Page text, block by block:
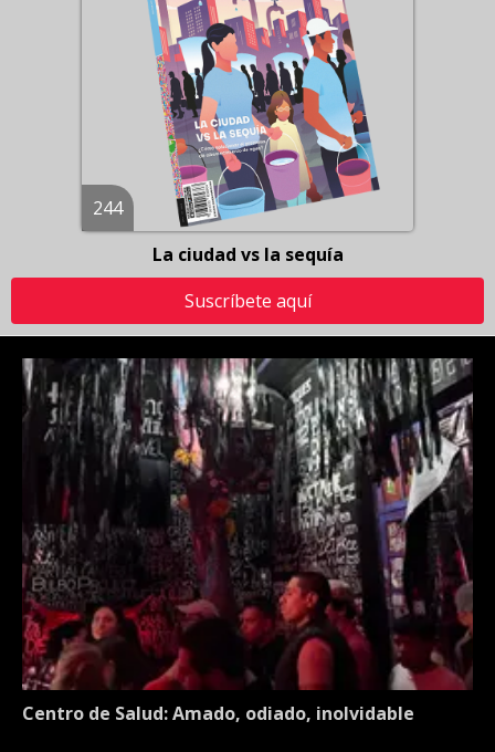
244
La ciudad vs la sequía
Suscríbete aquí
Centro de Salud: Amado, odiado, inolvidable